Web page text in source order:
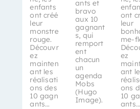
enfants
ont créé
leur
monstre
rouge.
Découvr
ez
mainten
ant les
réalisati
ons des
10 gagn
ants…
ants et
bravo
aux 10
gagnant
s, qui
remport
ent
chacun
un
agenda
Mobs
(Hugo
Image).
ont
leur
me-
ez
ant
ons
10
ants…